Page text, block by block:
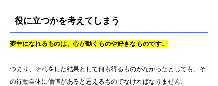
役に立つかを考えてしまう
夢中になれるものは、心が動くものや好きなものです。
つまり、それをした結果として何も得るものがなかったとしても、そ
の行動自体に価値があると思えるものでなければなりません。